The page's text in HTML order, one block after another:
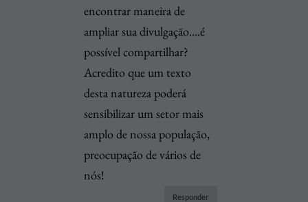
encontrar maneira de
ampliar sua divulgação….é
possível compartilhar?
Acredito que um texto
desta natureza poderá
sensibilizar um setor mais
amplo de nossa população,
preocupação de vários de
nós!
Responder